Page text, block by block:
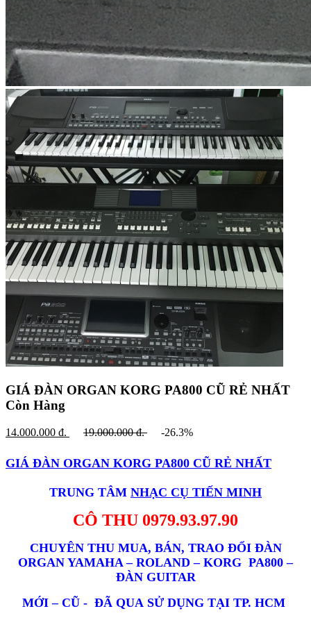
GIÁ ĐÀN ORGAN KORG PA800 CŨ RẺ NHẤT
Còn Hàng
14.000.000 đ. 19.000.000đ. -26.3%
GIÁ ĐÀN ORGAN KORG PA800 CŨ RẺ NHẤT
TRUNG TÂM NHẠC CỤ TIẾN MINH
CÔ THU 0979.93.97.90
CHUYÊN THU MUA, BÁN, TRAO ĐỔI ĐÀN
ORGAN YAMAHA – ROLAND – KORG PA800 –
ĐÀN GUITAR
MỚI – CŨ - ĐÃ QUA SỬ DỤNG TẠI TP. HCM